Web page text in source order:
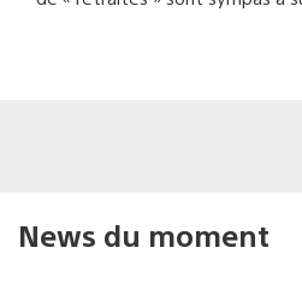
News du moment